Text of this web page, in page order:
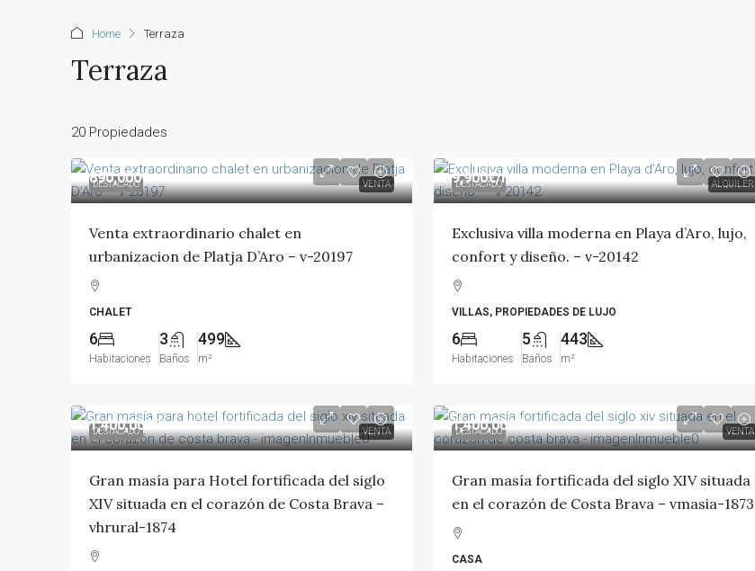
Home Terraza
Terraza
20 Propiedades
DESTACADO VENTA
890,000€
Venta extraordinario chalet en
urbanizacion de Platja D’Aro – v-20197
CHALET
6
Habitaciones
3
Baños
499
m²
DESTACADO ALQUILER
9,900€/mes
Exclusiva villa moderna en Playa d’Aro, lujo,
confort y diseño. – v-20142
VILLAS, PROPIEDADES DE LUJO
6
Habitaciones
5
Baños
443
m²
DESTACADO VENTA
1,400,000€
Gran masía para Hotel fortificada del siglo
XIV situada en el corazón de Costa Brava –
vhrural-1874
DESTACADO VENTA
1,400,000€
Gran masía fortificada del siglo XIV situada
en el corazón de Costa Brava – vmasia-1873
CASA